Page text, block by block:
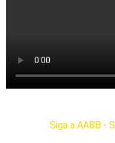
Siga a AABB -